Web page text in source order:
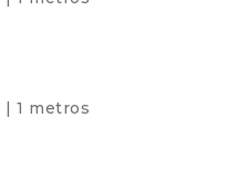
| 1 metros